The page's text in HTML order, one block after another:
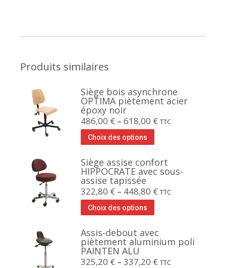
Produits similaires
Siège bois asynchrone
OPTIMA piètement acier
époxy noir
486,00 € – 618,00 € TTC
Choix des options
Siège assise confort
HIPPOCRATE avec sous-
assise tapissée
322,80 € – 448,80 € TTC
Choix des options
Assis-debout avec
piètement aluminium poli
PAINTEN ALU
325,20 € – 337,20 € TTC